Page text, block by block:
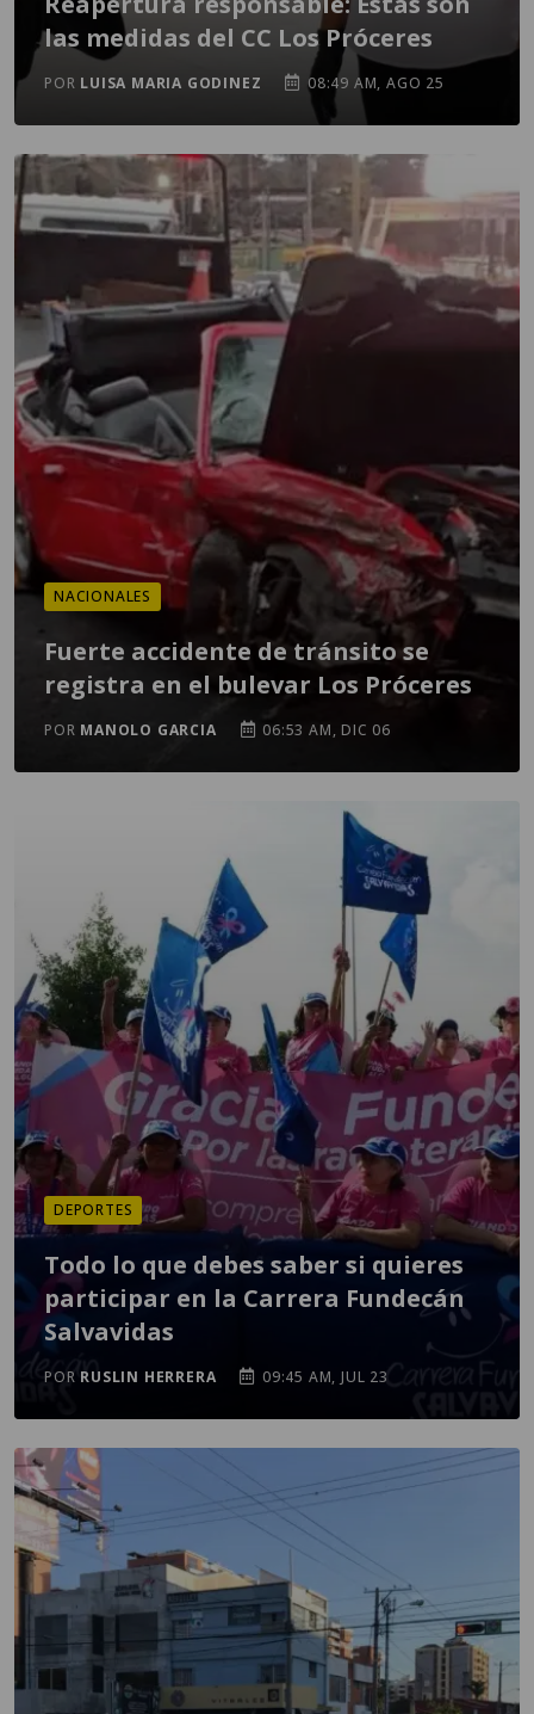
las medidas del CC Los Próceres
POR LUISA MARIA GODINEZ 08:49 AM, AGO 25
NACIONALES
Fuerte accidente de tránsito se
registra en el bulevar Los Próceres
POR MANOLO GARCIA 06:53 AM, DIC 06
DEPORTES
Todo lo que debes saber si quieres
participar en la Carrera Fundecán
Salvavidas
POR RUSLIN HERRERA 09:45 AM, JUL 23